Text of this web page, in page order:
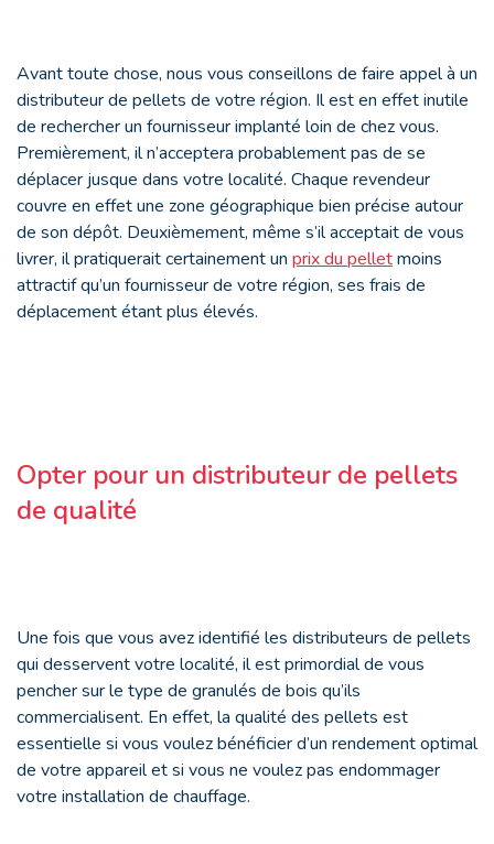
Avant toute chose, nous vous conseillons de faire appel à un
distributeur de pellets de votre région. Il est en effet inutile
de rechercher un fournisseur implanté loin de chez vous.
Premièrement, il n’acceptera probablement pas de se
déplacer jusque dans votre localité. Chaque revendeur
couvre en effet une zone géographique bien précise autour
de son dépôt. Deuxièmement, même s’il acceptait de vous
livrer, il pratiquerait certainement un prix du pelletmoins
attractif qu’un fournisseur de votre région, ses frais de
déplacement étant plus élevés.
Opter pour un distributeur de pellets
de qualité
Une fois que vous avez identifié les distributeurs de pellets
qui desservent votre localité, il est primordial de vous
pencher sur le type de granulés de bois qu’ils
commercialisent. En effet, la qualité des pellets est
essentielle si vous voulez bénéficier d’un rendement optimal
de votre appareil et si vous ne voulez pas endommager
votre installation de chauffage.